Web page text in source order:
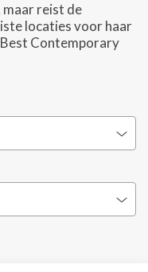
reist de
locaties voor haar
Contemporary